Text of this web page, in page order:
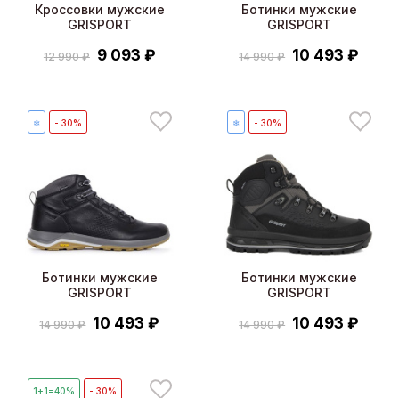
Кроссовки мужские
GRISPORT
12 990 ₽ 9 093 ₽
Ботинки мужские
GRISPORT
14 990 ₽ 10 493 ₽
❄ - 30%
Ботинки мужские
GRISPORT
14 990 ₽ 10 493 ₽
❄ - 30%
Ботинки мужские
GRISPORT
14 990 ₽ 10 493 ₽
1+1=40% - 30%